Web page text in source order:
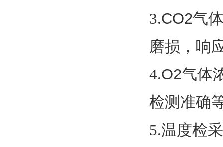
3.CO2气
磨损，响
4.O2气体
检测准确
5.温度检